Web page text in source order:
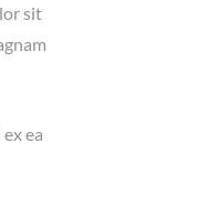
sit
ea